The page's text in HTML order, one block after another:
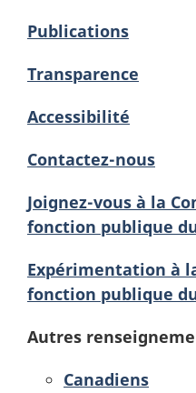
Publications
Transparence
Accessibilité
Contactez-nous
Joignez-vous à la
fonction publique
Expérimentation à
fonction publique
Autres
Canadiens